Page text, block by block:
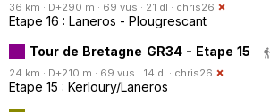
36 km · D+290 m · 69 vus · 21 dl · chris26
Etape 16 : Laneros - Plougrescant
Tour de Bretagne GR34 - Etape 15
24 km · D+210 m · 69 vus · 14 dl · chris26
Etape 15 : Kerloury/Laneros